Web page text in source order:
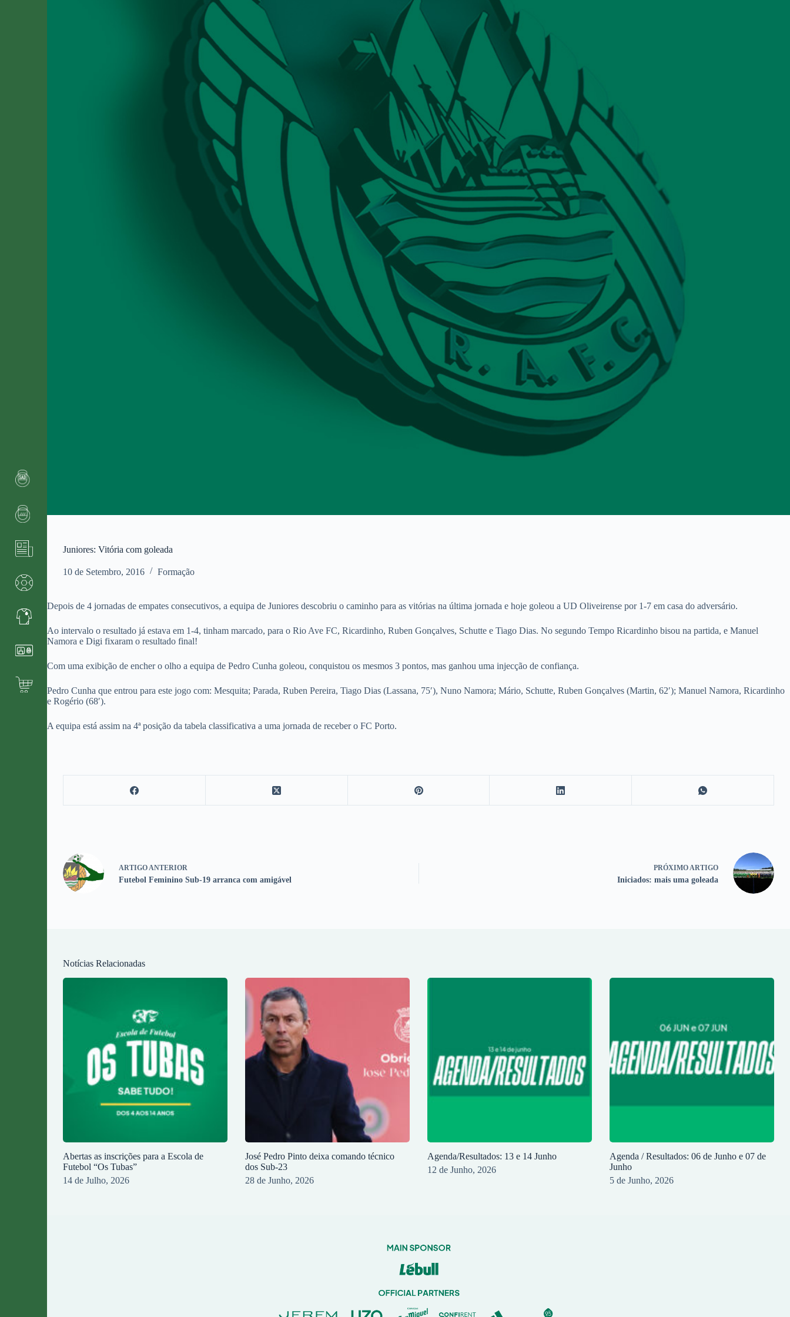
Juniores: Vitória com goleada
10 de Setembro, 2016 Formação
Depois de 4 jornadas de empates consecutivos, a equipa de Juniores descobriu o caminho para as vitórias na última jornada e hoje goleou a UD Oliveirense por 1-7 em casa do adversário.
Ao intervalo o resultado já estava em 1-4, tinham marcado, para o Rio Ave FC, Ricardinho, Ruben Gonçalves, Schutte e Tiago Dias. No segundo Tempo Ricardinho bisou na partida, e Manuel
Namora e Digi fixaram o resultado final!
Com uma exibição de encher o olho a equipa de Pedro Cunha goleou, conquistou os mesmos 3 pontos, mas ganhou uma injecção de confiança.
Pedro Cunha que entrou para este jogo com: Mesquita; Parada, Ruben Pereira, Tiago Dias (Lassana, 75′), Nuno Namora; Mário, Schutte, Ruben Gonçalves (Martin, 62′); Manuel Namora, Ricardinho
e Rogério (68′).
A equipa está assim na 4ª posição da tabela classificativa a uma jornada de receber o FC Porto.
ARTIGO ANTERIOR
Futebol Feminino Sub-19 arranca com amigável
PRÓXIMO ARTIGO
Iniciados: mais uma goleada
Notícias Relacionadas
Abertas as inscrições para a Escola de
Futebol “Os Tubas”
14 de Julho, 2026
José Pedro Pinto deixa comando técnico
dos Sub-23
28 de Junho, 2026
Agenda/Resultados: 13 e 14 Junho
12 de Junho, 2026
Agenda / Resultados: 06 de Junho e 07 de
Junho
5 de Junho, 2026